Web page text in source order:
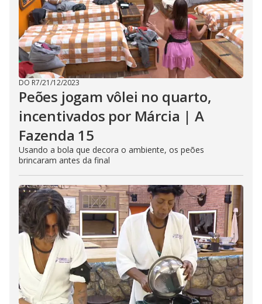
DO R7/21/12/2023
Peões jogam vôlei no quarto,
incentivados por Márcia | A
Fazenda 15
Usando a bola que decora o ambiente, os peões
brincaram antes da final